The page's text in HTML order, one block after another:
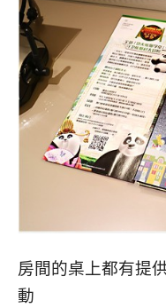
房間的桌上都有提
動